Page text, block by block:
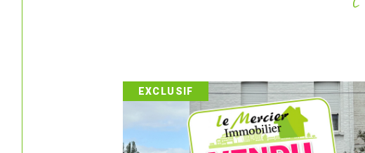
EXCLUSIF